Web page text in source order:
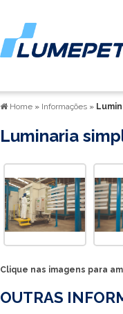
Home » Informações »
Luminaria
Clique nas imagens para
OUTRAS